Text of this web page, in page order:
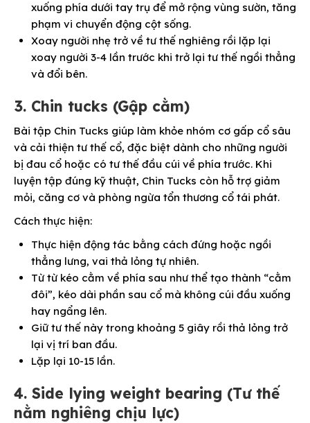
xuống phía dưới tay trụ để mở rộng vùng sườn, tăng
phạm vi chuyển động cột sống.
Xoay người nhẹ trở về tư thế nghiêng rồi lặp lại
xoay người 3-4 lần trước khi trở lại tư thế ngồi thẳng
và đổi bên.
3. Chin tucks (Gập cằm)
Bài tập Chin Tucks giúp làm khỏe nhóm cơ gấp cổ sâu
và cải thiện tư thế cổ, đặc biệt dành cho những người
bị đau cổ hoặc có tư thế đầu cúi về phía trước. Khi
luyện tập đúng kỹ thuật, Chin Tucks còn hỗ trợ giảm
mỏi, căng cơ và phòng ngừa tổn thương cổ tái phát.
Cách thực hiện:
Thực hiện động tác bằng cách đứng hoặc ngồi
thẳng lưng, vai thả lỏng tự nhiên.
Từ từ kéo cằm về phía sau như thể tạo thành “cằm
đôi”, kéo dài phần sau cổ mà không cúi đầu xuống
hay ngẩng lên.
Giữ tư thế này trong khoảng 5 giây rồi thả lỏng trở
lại vị trí ban đầu.
Lặp lại 10-15 lần.
4. Side lying weight bearing (Tư thế
nằm nghiêng chịu lực)